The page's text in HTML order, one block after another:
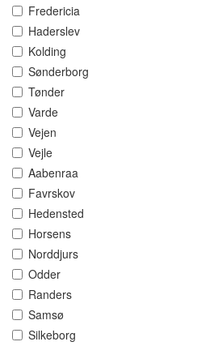
Fredericia
Haderslev
Kolding
Sønderborg
Tønder
Varde
Vejen
Vejle
Aabenraa
Favrskov
Hedensted
Horsens
Norddjurs
Odder
Randers
Samsø
Silkeborg